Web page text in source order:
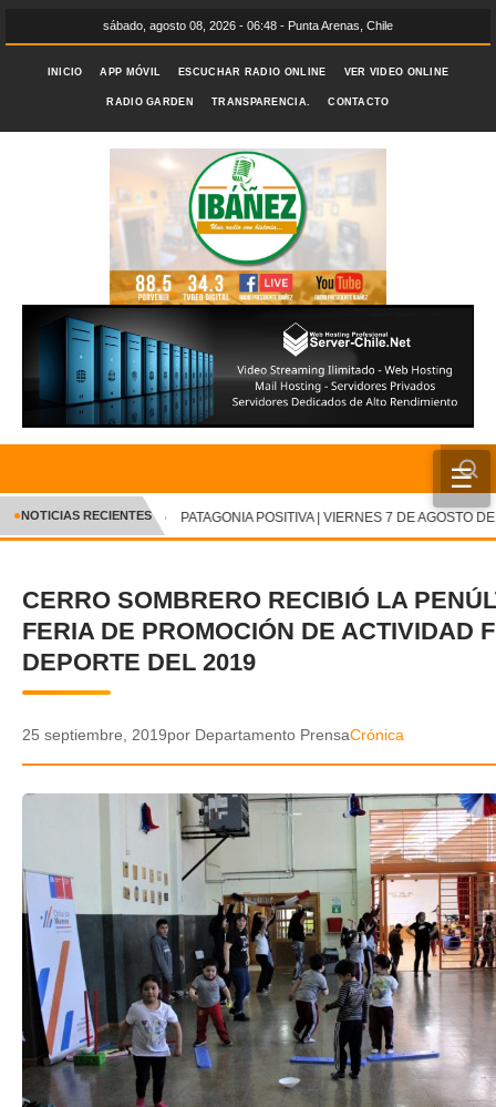
sábado, agosto 08, 2026 - 06:48 - Punta Arenas, Chile
INICIO APP MÓVIL ESCUCHAR RADIO ONLINE VER VIDEO ONLINE
RADIO GARDEN TRANSPARENCIA. CONTACTO
☰
INICIO
CRÓNICA
DEPORTES
ENTRETENIMIENTO Y CULTURA
AUDIOS
VIDEOS
GALERIA DE FOTOS
APP MÓVIL
TRANSPARENCIA
✕
●NOTICIAS RECIENTES PATAGONIA POSITIVA | VIERNES 7 DE AGOSTO DE
CERRO SOMBRERO RECIBIÓ LA
FERIA DE PROMOCIÓN DE ACTIVIDAD
DEPORTE DEL 2019
25 septiembre, 2019por Departamento PrensaCrónica